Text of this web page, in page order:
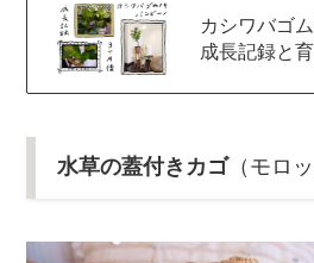
カシワバゴ
成長記録と
水草の蓋付きカゴ（モロ